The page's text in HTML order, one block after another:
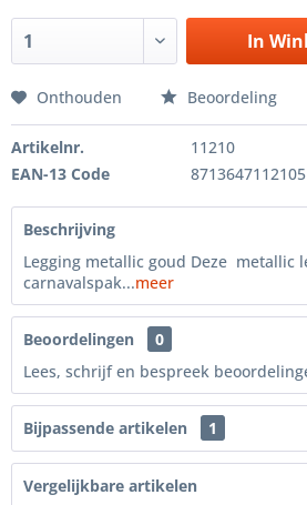
In
Onthouden Beoordeling
Artikelnr.
11210
EAN-13 Code
8713647112105
Beschrijving
Legging metallic goud Deze metallic
carnavalspak...meer
Beoordelingen
0
Lees, schrijf en bespreek
Bijpassende artikelen 1
Vergelijkbare artikelen